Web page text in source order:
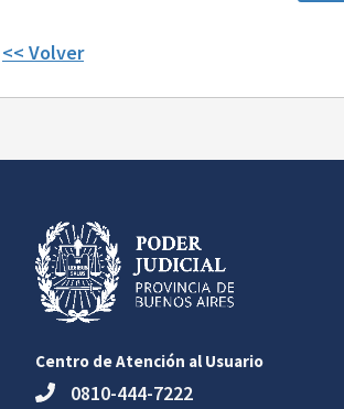
<< Volver
Centro de Atención al Usuario
0810-444-7222